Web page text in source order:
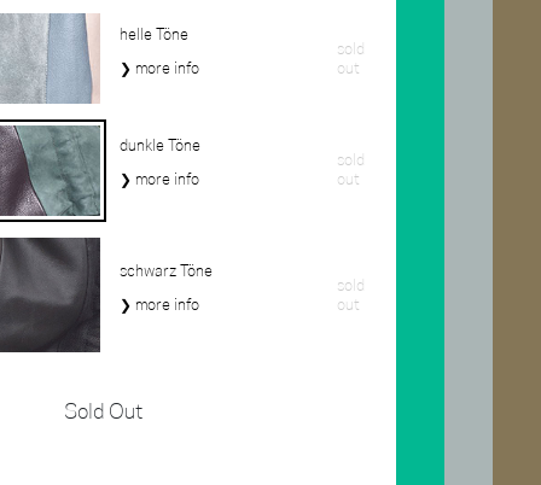
helle Töne
❯ more info
sold
out
dunkle Töne
❯ more info
sold
out
schwarz Töne
❯ more info
sold
out
Sold Out